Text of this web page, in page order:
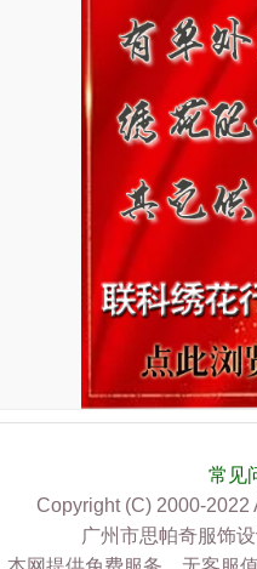
常见
Copyright (C) 2000-
广州市思帕奇服饰